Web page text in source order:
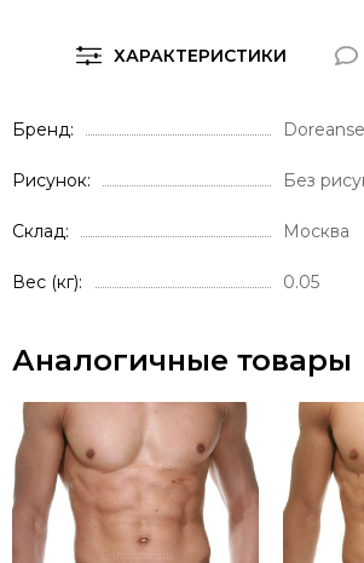
ХАРАКТЕРИСТИКИ
Бренд Doreanse
Рисунок Без
Склад Москва
Вес (кг) 0.05
Аналогичные товары